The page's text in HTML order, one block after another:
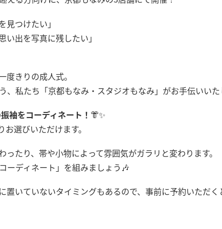
見つけたい」
い出を写真に残したい」
度きりの成人式。
、私たち「京都もなみ・スタジオもなみ」がお手伝いい
袖をコーディネート！ 👘✨
選びいただけます。
たり、帯や小物によって雰囲気がガラリと変わります。
ーディネート」を組みましょう🎶
置いていないタイミングもあるので、事前に予約いただ